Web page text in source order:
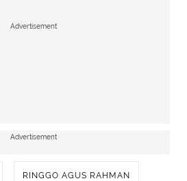
Advertisement
Advertisement
RINGGO AGUS RAHMAN